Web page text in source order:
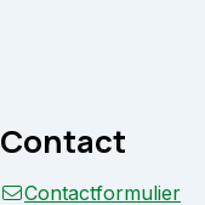
Contact
Contactformulier